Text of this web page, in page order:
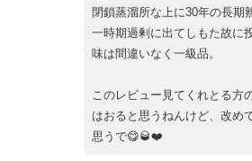
閉鎖蒸溜所な上に30年の長期
一時期過剰に出てしもた故に
味は間違いなく一級品。
このレビュー見てくれとる方
はおると思うねんけど、改め
思うで😋🥃❤️